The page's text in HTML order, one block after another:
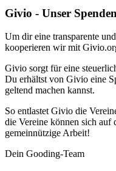
Givio - Unser
Um dir eine transparente
kooperieren wir mit
Givio sorgt für eine
Du erhältst von Givio eine
geltend machen kannst.
So entlastet Givio die
die Vereine können sich auf
gemeinnützige Arbeit!
Dein Gooding-Team